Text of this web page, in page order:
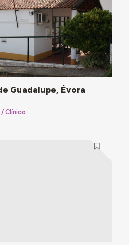
Guadalupe, Évora
Clínico